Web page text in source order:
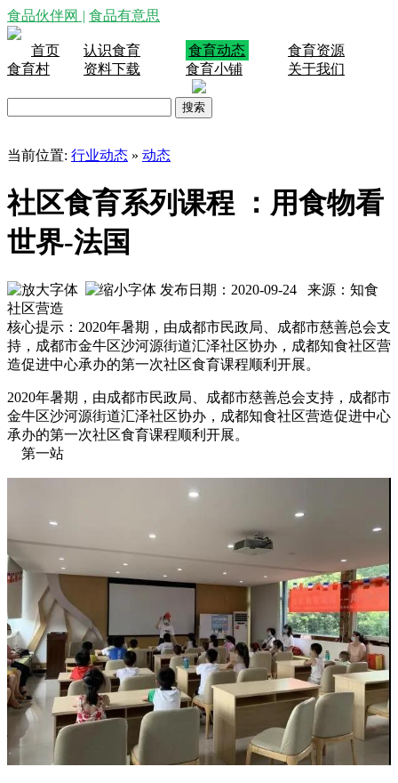
食品伙伴网 | 食品有意思
首页 认识食育 食育动态
食育资源
食育村
资料下载 食育小铺 关于我们
当前位置: 行业动态 » 动态
社区食育系列课程 ：用食物看
世界-法国
发布日期：2020-09-24 来源：知食
社区营造
核心提示：2020年暑期，由成都市民政局、成都市慈善总会支
持，成都市金牛区沙河源街道汇泽社区协办，成都知食社区营
造促进中心承办的第一次社区食育课程顺利开展。
2020年暑期，由成都市民政局、成都市慈善总会支持，成都市
金牛区沙河源街道汇泽社区协办，成都知食社区营造促进中心
承办的第一次社区食育课程顺利开展。
第一站